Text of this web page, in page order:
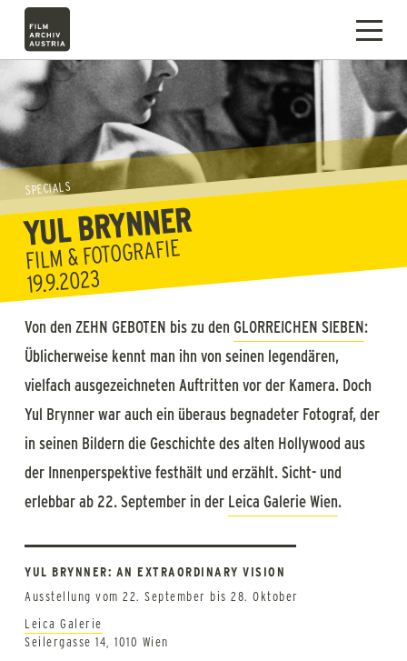
SPECIALS
YUL BRYNNER
FILM & FOTOGRAFIE
19.9.2023
Von den ZEHN GEBOTEN bis zu den GLORREICHEN SIEBEN:
Üblicherweise kennt man ihn von seinen legendären,
vielfach ausgezeichneten Auftritten vor der Kamera. Doch
Yul Brynner war auch ein überaus begnadeter Fotograf, der
in seinen Bildern die Geschichte des alten Hollywood aus
der Innenperspektive festhält und erzählt. Sicht- und
erlebbar ab 22. September in der Leica Galerie Wien.
YUL BRYNNER: AN EXTRAORDINARY VISION
Ausstellung vom 22. September bis 28. Oktober
Leica Galerie
Seilergasse 14, 1010 Wien